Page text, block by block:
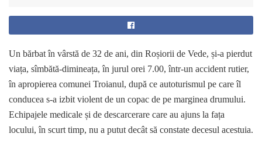
Un bărbat în vârstă de 32 de ani, din Roșiorii de Vede, și-a pierdut
viața, sîmbătă-dimineața, în jurul orei 7.00, într-un accident rutier,
în apropierea comunei Troianul, după ce autoturismul pe care îl
conducea s-a izbit violent de un copac de pe marginea drumului.
Echipajele medicale și de descarcerare care au ajuns la fața
locului, în scurt timp, nu a putut decât să constate decesul acestuia.